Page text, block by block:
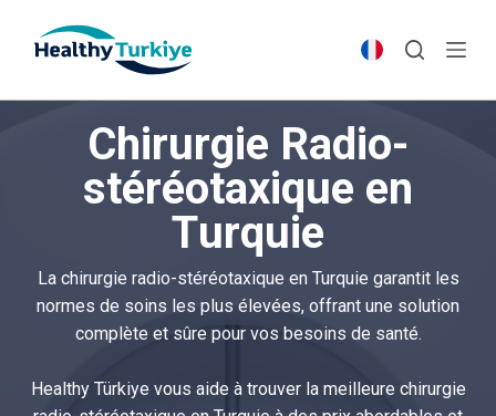
p
Chirurgie Radio-
stéréotaxique en
Turquie
La chirurgie radio-stéréotaxique en Turquie garantit les
normes de soins les plus élevées, offrant une solution
complète et sûre pour vos besoins de santé.
Healthy Türkiye vous aide à trouver la meilleure chirurgie